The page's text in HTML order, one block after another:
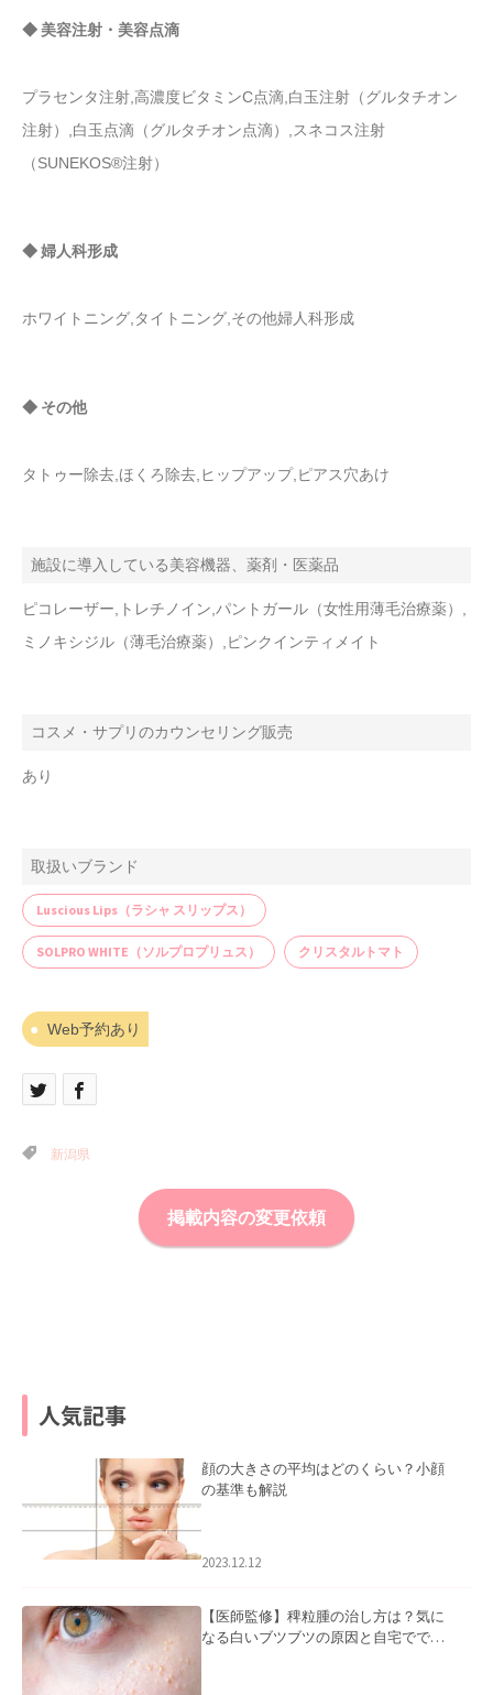
◆ 美容注射・美容点滴
プラセンタ注射,高濃度ビタミンC点滴,白玉注射（グルタチオン
注射）,白玉点滴（グルタチオン点滴）,スネコス注射
（SUNEKOS®注射）
◆ 婦人科形成
ホワイトニング,タイトニング,その他婦人科形成
◆ その他
タトゥー除去,ほくろ除去,ヒップアップ,ピアス穴あけ
施設に導入している美容機器、薬剤・医薬品
ピコレーザー,トレチノイン,パントガール（女性用薄毛治療薬）,
ミノキシジル（薄毛治療薬）,ピンクインティメイト
コスメ・サプリのカウンセリング販売
あり
取扱いブランド
Luscious Lips（ラシャ スリップス）
SOLPRO WHITE（ソルプロプリュス） クリスタルトマト
Web予約あり
新潟県
掲載内容の変更依頼
人気記事
顔の大きさの平均はどのくらい？小顔
の基準も解説
2023.12.12
【医師監修】稗粒腫の治し方は？気に
なる白いブツブツの原因と自宅ででき